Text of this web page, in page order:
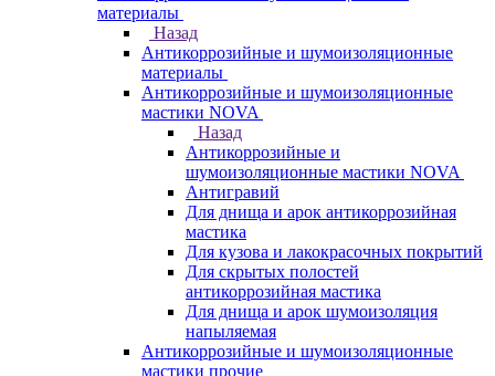
материалы
Назад
Антикоррозийные и шумоизоляционные
материалы
Антикоррозийные и шумоизоляционные
мастики NOVA
Назад
Антикоррозийные и
шумоизоляционные мастики NOVA
Антигравий
Для днища и арок антикоррозийная
мастика
Для кузова и лакокрасочных покрытий
Для скрытых полостей
антикоррозийная мастика
Для днища и арок шумоизоляция
напыляемая
Антикоррозийные и шумоизоляционные
мастики прочие